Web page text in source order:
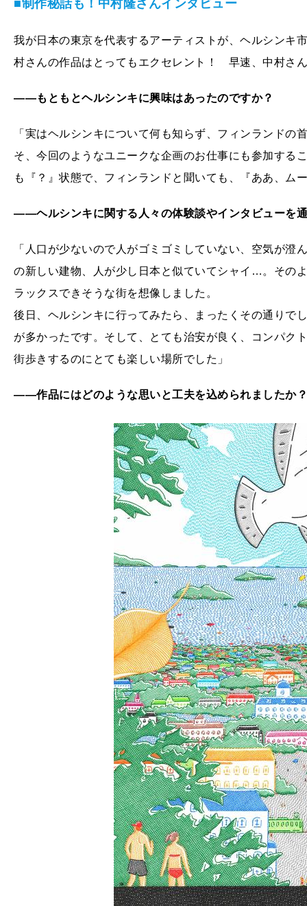
■制作秘話も！中村隆さんインタビュー
我が日本の東京を代表するアーティストが、ヘルシンキ
村さんの作品はとってもエクセレント！ 早速、中村さ
――もともとヘルシンキに興味はあったのですか？
「実はヘルシンキについて何も知らず、フィンランドの
そ、今回のようなユニークな企画のお仕事にも参加する
も『？』状態で、フィンランドと聞いても、『ああ、ム
――ヘルシンキに関する人々の体験談やインタビューを
「人口が少ないので人がゴミゴミしていない、空気が
の新しい建物、人が少し日本と似ていてシャイ…。その
ラックスできそうな街を想像しました。
後日、ヘルシンキに行ってみたら、まったくその通りで
が多かったです。そして、とても治安が良く、コンパク
街歩きするのにとても楽しい場所でした」
――作品にはどのような思いと工夫を込められましたか？